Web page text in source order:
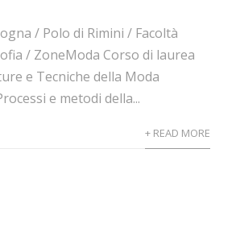
/ Polo di Rimini / Facoltà
/ ZoneModa Corso di laurea
e Tecniche della Moda
e metodi della...
+ READ MORE